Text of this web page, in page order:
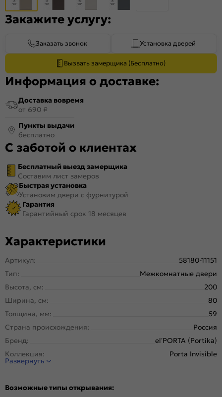
Закажите услугу:
Заказать звонок Установка дверей
Вызвать замерщика (Бесплатно)
Информация о доставке:
Доставка вовремя
от 690 ₽
Пункты выдачи
бесплатно
С заботой о клиентах
Бесплатный выезд замерщика
Составим лист замеров
Быстрая установка
Установим двери с фурнитурой
Гарантия
Гарантийный срок 18 месяцев
Характеристики
Артикул:
58180-11151
Тип:
Межкомнатные двери
Высота, см:
200
Ширина, см:
80
Толщина, мм:
59
Страна происхождения:
Россия
Бренд:
el’PORTA (Portika)
Коллекция:
Porta Invisible
Стиль:
Развернуть
Возможные типы открывания: